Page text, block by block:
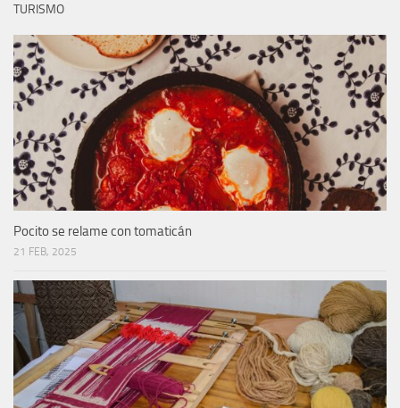
TURISMO
Pocito se relame con tomaticán
21 FEB, 2025